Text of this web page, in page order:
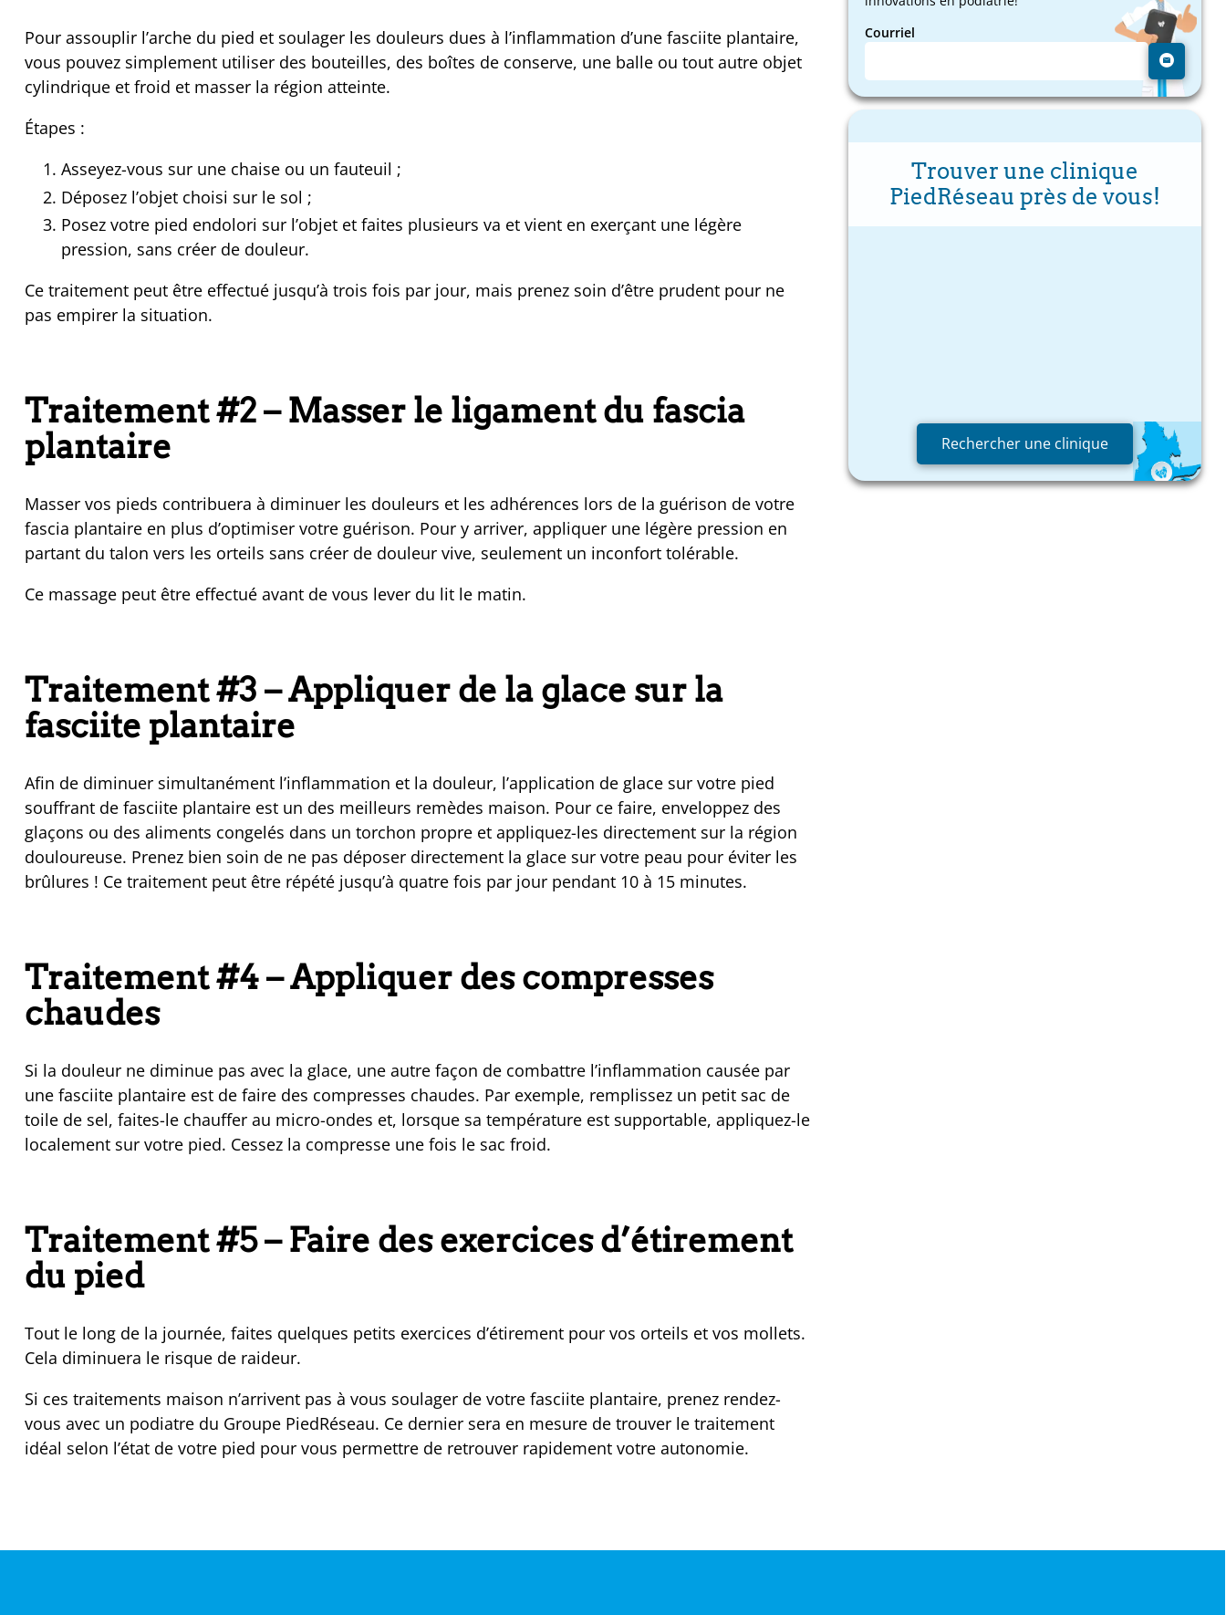
Pour assouplir l’arche du pied et soulager les douleurs dues à l’inflammation d’une fasciite plantaire,
vous pouvez simplement utiliser des bouteilles, des boîtes de conserve, une balle ou tout autre objet
cylindrique et froid et masser la région atteinte.
Étapes :
Asseyez-vous sur une chaise ou un fauteuil ;
Déposez l’objet choisi sur le sol ;
Posez votre pied endolori sur l’objet et faites plusieurs va et vient en exerçant une légère
pression, sans créer de douleur.
Ce traitement peut être effectué jusqu’à trois fois par jour, mais prenez soin d’être prudent pour ne
pas empirer la situation.
Traitement #2 – Masser le ligament du fascia
plantaire
Masser vos pieds contribuera à diminuer les douleurs et les adhérences lors de la guérison de votre
fascia plantaire en plus d’optimiser votre guérison. Pour y arriver, appliquer une légère pression en
partant du talon vers les orteils sans créer de douleur vive, seulement un inconfort tolérable.
Ce massage peut être effectué avant de vous lever du lit le matin.
Traitement #3 – Appliquer de la glace sur la
fasciite plantaire
Afin de diminuer simultanément l’inflammation et la douleur, l’application de glace sur votre pied
souffrant de fasciite plantaire est un des meilleurs remèdes maison. Pour ce faire, enveloppez des
glaçons ou des aliments congelés dans un torchon propre et appliquez-les directement sur la région
douloureuse. Prenez bien soin de ne pas déposer directement la glace sur votre peau pour éviter les
brûlures ! Ce traitement peut être répété jusqu’à quatre fois par jour pendant 10 à 15 minutes.
Traitement #4 – Appliquer des compresses
chaudes
Si la douleur ne diminue pas avec la glace, une autre façon de combattre l’inflammation causée par
une fasciite plantaire est de faire des compresses chaudes. Par exemple, remplissez un petit sac de
toile de sel, faites-le chauffer au micro-ondes et, lorsque sa température est supportable, appliquez-le
localement sur votre pied. Cessez la compresse une fois le sac froid.
Traitement #5 – Faire des exercices d’étirement
du pied
Tout le long de la journée, faites quelques petits exercices d’étirement pour vos orteils et vos mollets.
Cela diminuera le risque de raideur.
Si ces traitements maison n’arrivent pas à vous soulager de votre fasciite plantaire, prenez rendez-
vous avec un podiatre du Groupe PiedRéseau. Ce dernier sera en mesure de trouver le traitement
idéal selon l’état de votre pied pour vous permettre de retrouver rapidement votre autonomie.
Courriel
Trouver une clinique
PiedRéseau près de vous!
Rechercher une clinique